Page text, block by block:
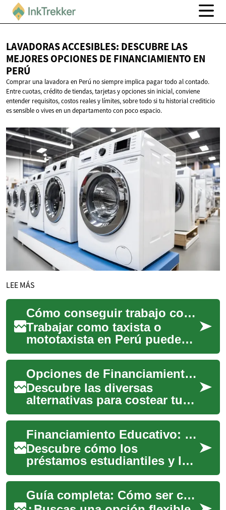
LAVADORAS ACCESIBLES: DESCUBRE LAS
MEJORES OPCIONES DE FINANCIAMIENTO EN
PERÚ
Comprar una lavadora en Perú no siempre implica pagar todo al contado.
Entre cuotas, crédito de tiendas, tarjetas y opciones sin inicial, conviene
entender requisitos, costos reales y límites, sobre todo si tu historial crediticio
es sensible o vives en un departamento con poco espacio.
LEE MÁS
Cómo conseguir trabajo como taxista o mototaxista en Perú
Trabajar como taxista o
mototaxista en Perú puede
ser una opción viable para
quienes buscan
independencia laboral y h...Opciones de Financiamiento para Estudios Superiores: Guía Esencial
Descubre las diversas
alternativas para costear tu
educación universitaria,
desde préstamos
estudiantiles hasta becas... Financiamiento Educativo: Préstamos y Becas Explicados
Descubre cómo los
préstamos estudiantiles y las
becas pueden ayudarte a
alcanzar tus metas
académicas. Este artículo ...Guía completa: Cómo ser conductor de mototaxi en Perú